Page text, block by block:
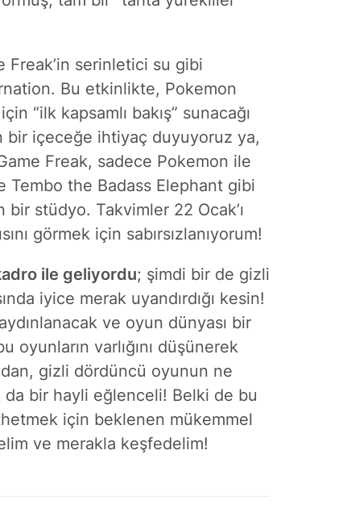
Freak’in serinletici su gibi
Bu etkinlikte, Pokemon
“ilk kapsamlı bakış” sunacağı
bir içeceğe ihtiyaç duyuyoruz ya,
Freak, sadece Pokemon ile
the Badass Elephant gibi
stüdyo. Takvimler 22 Ocak’ı
görmek için sabırsızlanıyorum!
ile geliyordu; şimdi bir de gizli
iyice merak uyandırdığı kesin!
ve oyun dünyası bir
oyunların varlığını düşünerek
gizli dördüncü oyunun ne
bir hayli eğlenceli! Belki de bu
için beklenen mükemmel
ve merakla keşfedelim!